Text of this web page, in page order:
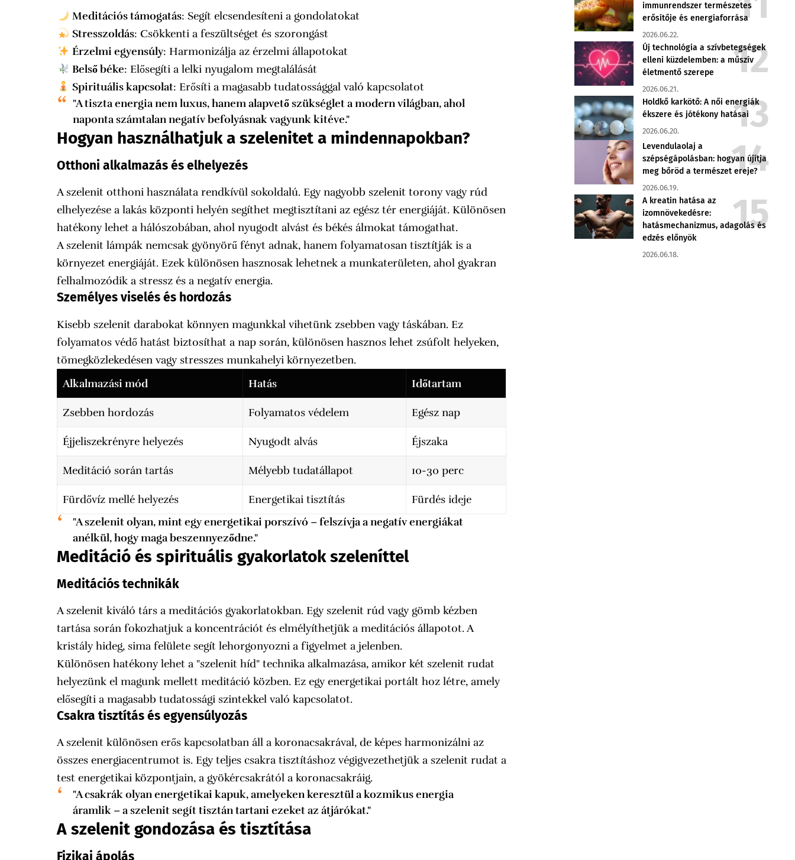
Meditációs támogatás: Segít elcsendesíteni a gondolatokat
Stresszoldás: Csökkenti a feszültséget és szorongást
Érzelmi egyensúly: Harmonizálja az érzelmi állapotokat
Belső béke: Elősegíti a lelki nyugalom megtalálását
Spirituális kapcsolat: Erősíti a magasabb tudatossággal való kapcsolatot
"A tiszta energia nem luxus, hanem alapvető szükséglet a modern világban, ahol
naponta számtalan negatív befolyásnak vagyunk kitéve."
Hogyan használhatjuk a szelenitet a mindennapokban?
Otthoni alkalmazás és elhelyezés
A szelenit otthoni használata rendkívül sokoldalú. Egy nagyobb szelenit torony vagy rúd
elhelyezése a lakás központi helyén segíthet megtisztítani az egész tér energiáját. Különösen
hatékony lehet a hálószobában, ahol nyugodt alvást és békés álmokat támogathat.
A szelenit lámpák nemcsak gyönyörű fényt adnak, hanem folyamatosan tisztítják is a
környezet energiáját. Ezek különösen hasznosak lehetnek a munkaterületen, ahol gyakran
felhalmozódik a stressz és a negatív energia.
Személyes viselés és hordozás
Kisebb szelenit darabokat könnyen magunkkal vihetünk zsebben vagy táskában. Ez
folyamatos védő hatást biztosíthat a nap során, különösen hasznos lehet zsúfolt helyeken,
tömegközlekedésen vagy stresszes munkahelyi környezetben.
Alkalmazási mód
Hatás Időtartam
Zsebben hordozás Folyamatos védelem Egész nap
Éjjeliszekrényre helyezés Nyugodt alvás Éjszaka
Meditáció során tartás Mélyebb tudatállapot 10-30 perc
Fürdővíz mellé helyezés Energetikai tisztítás
Fürdés ideje
"A szelenit olyan, mint egy energetikai porszívó – felszívja a negatív energiákat
anélkül, hogy maga beszennyeződne."
Meditáció és spirituális gyakorlatok szeleníttel
Meditációs technikák
A szelenit kiváló társ a meditációs gyakorlatokban. Egy szelenit rúd vagy gömb kézben
tartása során fokozhatjuk a koncentrációt és elmélyíthetjük a meditációs állapotot. A
kristály hideg, sima felülete segít lehorgonyozni a figyelmet a jelenben.
Különösen hatékony lehet a "szelenit híd" technika alkalmazása, amikor két szelenit rudat
helyezünk el magunk mellett meditáció közben. Ez egy energetikai portált hoz létre, amely
elősegíti a magasabb tudatossági szintekkel való kapcsolatot.
Csakra tisztítás és egyensúlyozás
A szelenit különösen erős kapcsolatban áll a koronacsakrával, de képes harmonizálni az
összes energiacentrumot is. Egy teljes csakra tisztításhoz végigvezethetjük a szelenit rudat a
test energetikai központjain, a gyökércsakrától a koronacsakráig.
"A csakrák olyan energetikai kapuk, amelyeken keresztül a kozmikus energia
áramlik – a szelenit segít tisztán tartani ezeket az átjárókat."
A szelenit gondozása és tisztítása
Fizikai ápolás
immunrendszer természetes
erősítője és energiaforrása
2026.06.22.
Új technológia a szívbetegségek
elleni küzdelemben: a műszív
életmentő szerepe
2026.06.21.
Holdkő karkötő: A női energiák
ékszere és jótékony hatásai
2026.06.20.
Levendulaolaj a
szépségápolásban: hogyan újítja
meg bőröd a természet ereje?
2026.06.19.
A kreatin hatása az
izomnövekedésre:
hatásmechanizmus, adagolás és
edzés előnyök
2026.06.18.